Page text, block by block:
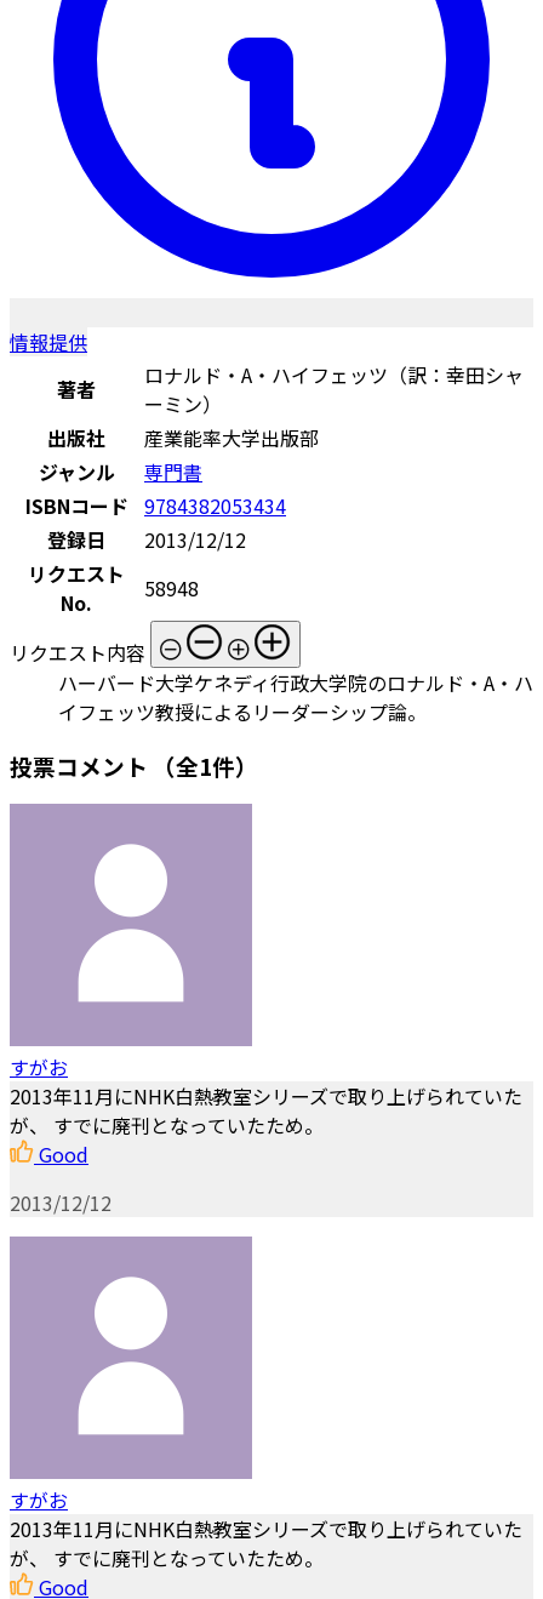
情報提供
著者
ロナルド・A・ハイフェッツ（訳：幸田シャ
ーミン）
出版社
産業能率大学出版部
ジャンル
専門書
ISBNコード 9784382053434
登録日
2013/12/12
リクエスト
No.
58948
リクエスト内容
ハーバード大学ケネディ行政大学院のロナルド・A・ハ
イフェッツ教授によるリーダーシップ論。
投票コメント （全1件）
すがお
2013年11月にNHK白熱教室シリーズで取り上げられていた
が、 すでに廃刊となっていたため。
Good
2013/12/12
すがお
2013年11月にNHK白熱教室シリーズで取り上げられていた
が、 すでに廃刊となっていたため。
Good